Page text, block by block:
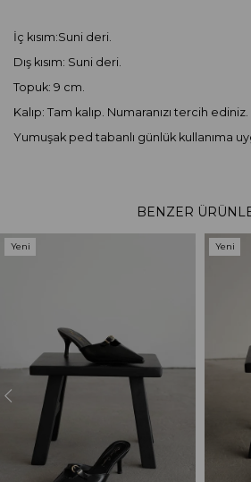
İç kısım:Suni deri.
Dış kısım: Suni deri.
Topuk: 9 cm.
Kalıp: Tam kalıp. Numaranızı tercih ediniz.
Yumuşak ped tabanlı günlük kullanıma
BENZER
Yeni
Yeni